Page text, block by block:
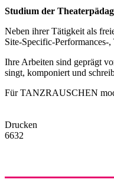
Studium der
Neben ihrer Tätigkeit als
Site-Specific-Performances-
Ihre Arbeiten sind geprägt
singt, komponiert und
Für TANZRAUSCHEN
Drucken
6632